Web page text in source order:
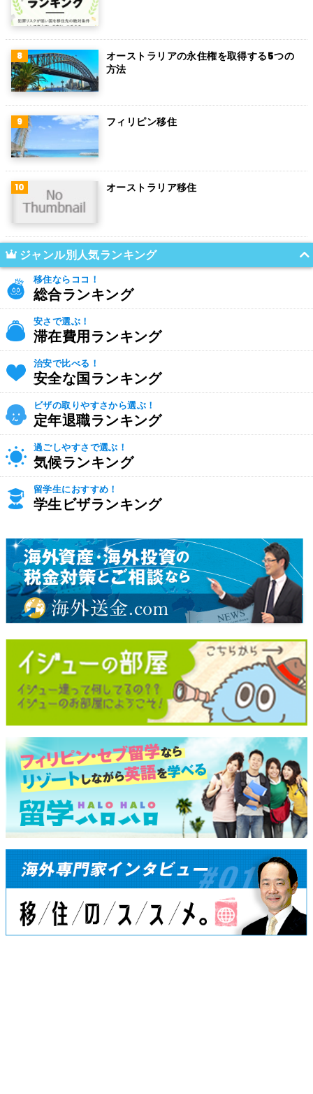
オーストラリアの永住権を取得する5つの
方法
フィリピン移住
オーストラリア移住
ジャンル別人気ランキング
移住ならココ！
総合ランキング
安さで選ぶ！
滞在費用ランキング
治安で比べる！
安全な国ランキング
ビザの取りやすさから選ぶ！
定年退職ランキング
過ごしやすさで選ぶ！
気候ランキング
留学生におすすめ！
学生ビザランキング